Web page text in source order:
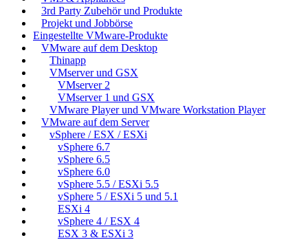
3rd Party Zubehör und Produkte
Projekt und Jobbörse
Eingestellte VMware-Produkte
VMware auf dem Desktop
Thinapp
VMserver und GSX
VMserver 2
VMserver 1 und GSX
VMware Player und VMware Workstation Player
VMware auf dem Server
vSphere / ESX / ESXi
vSphere 6.7
vSphere 6.5
vSphere 6.0
vSphere 5.5 / ESXi 5.5
vSphere 5 / ESXi 5 und 5.1
ESXi 4
vSphere 4 / ESX 4
ESX 3 & ESXi 3